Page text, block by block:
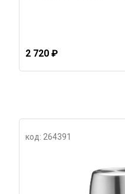
2 720 ₽
код: 264391